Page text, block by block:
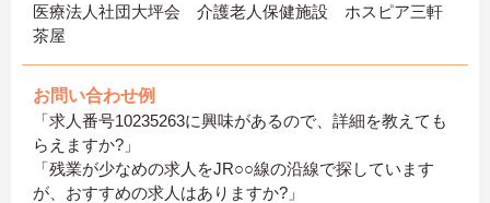
医療法人社団大坪会 介護老人保健施設 ホスピア三軒
茶屋
お問い合わせ例
「求人番号10235263に興味があるので、詳細を教えても
らえますか?」
「残業が少なめの求人をJR○○線の沿線で探しています
が、おすすめの求人はありますか?」